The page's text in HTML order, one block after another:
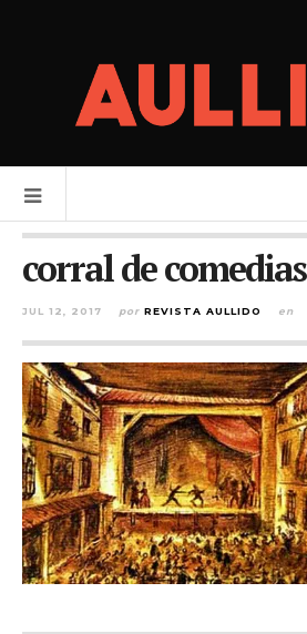
corral de comedias
JUL 12, 2017 por REVISTA AULLIDO en